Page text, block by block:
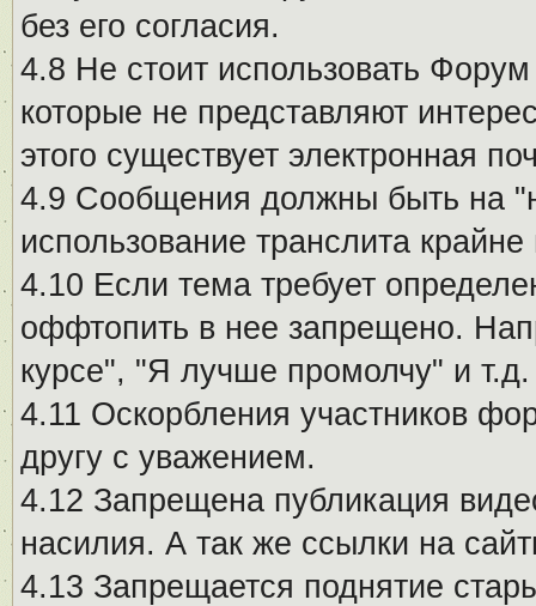
без его согласия.
4.8 Не стоит использовать
которые не представляют
этого существует электронная
4.9 Сообщения должны быть на
использование транслита
4.10 Если тема требует
оффтопить в нее запрещено.
курсе", "Я лучше промолчу" и
4.11 Оскорбления участников
другу с уважением.
4.12 Запрещена публикация
насилия. А так же ссылки на
4.13 Запрещается поднятие